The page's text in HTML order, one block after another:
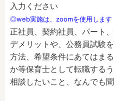
入力ください
◎web実施は、zoomを使用します
正社員、契約社員、パート
デメリットや、 公務員試験
方法、 希望条件にあてはま
か等保育士として転職する
相談したいこと、なんでも聞